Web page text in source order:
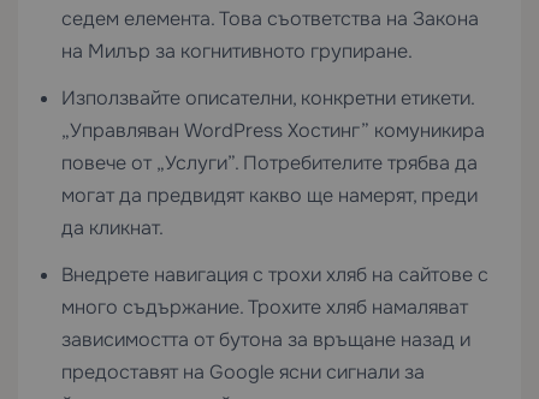
седем елемента. Това съответства на Закона
на Милър за когнитивното групиране.
Използвайте описателни, конкретни етикети.
„Управляван WordPress Хостинг” комуникира
повече от „Услуги”. Потребителите трябва да
могат да предвидят какво ще намерят, преди
да кликнат.
Внедрете навигация с трохи хляб на сайтове с
много съдържание. Трохите хляб намаляват
зависимостта от бутона за връщане назад и
предоставят на Google ясни сигнали за